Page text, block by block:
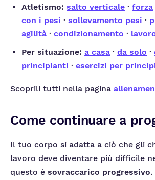
Atletismo: salto verticale · forza
con i pesi · sollevamento pesi ·
agilità · condizionamento ·
Per situazione: a casa · da solo ·
principianti · esercizi per
Scoprili tutti nella pagina
Come continuare a
Il tuo corpo si adatta a ciò che gli
lavoro deve diventare più difficile
questo è sovraccarico progressivo.